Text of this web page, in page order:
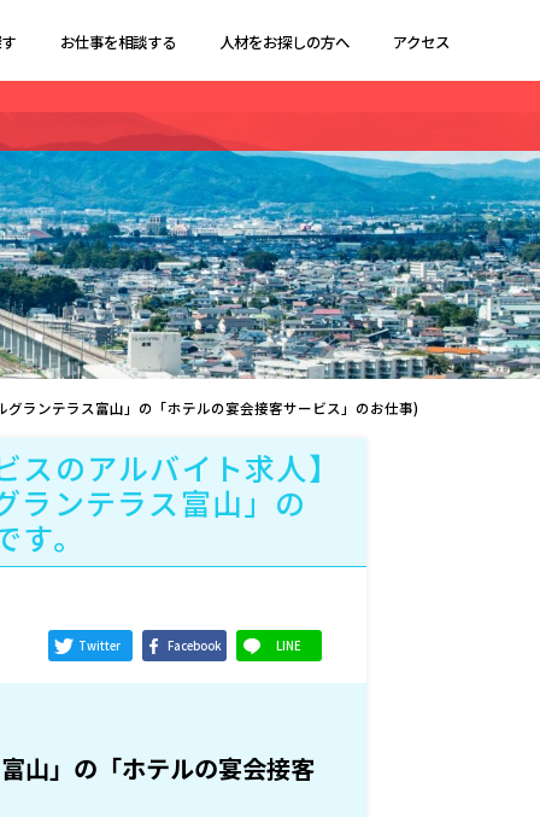
お仕事を相談する 人材をお探しの方へ アクセス
ランテラス富山」の「ホテルの宴会接客サービス」のお仕事)
スのアルバイト求人】
ランテラス富山」の
。
Twitter Facebook LINE
山」の「ホテルの宴会接客